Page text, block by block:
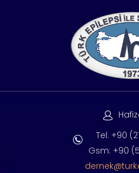
Tel: +90
Gsm: +90